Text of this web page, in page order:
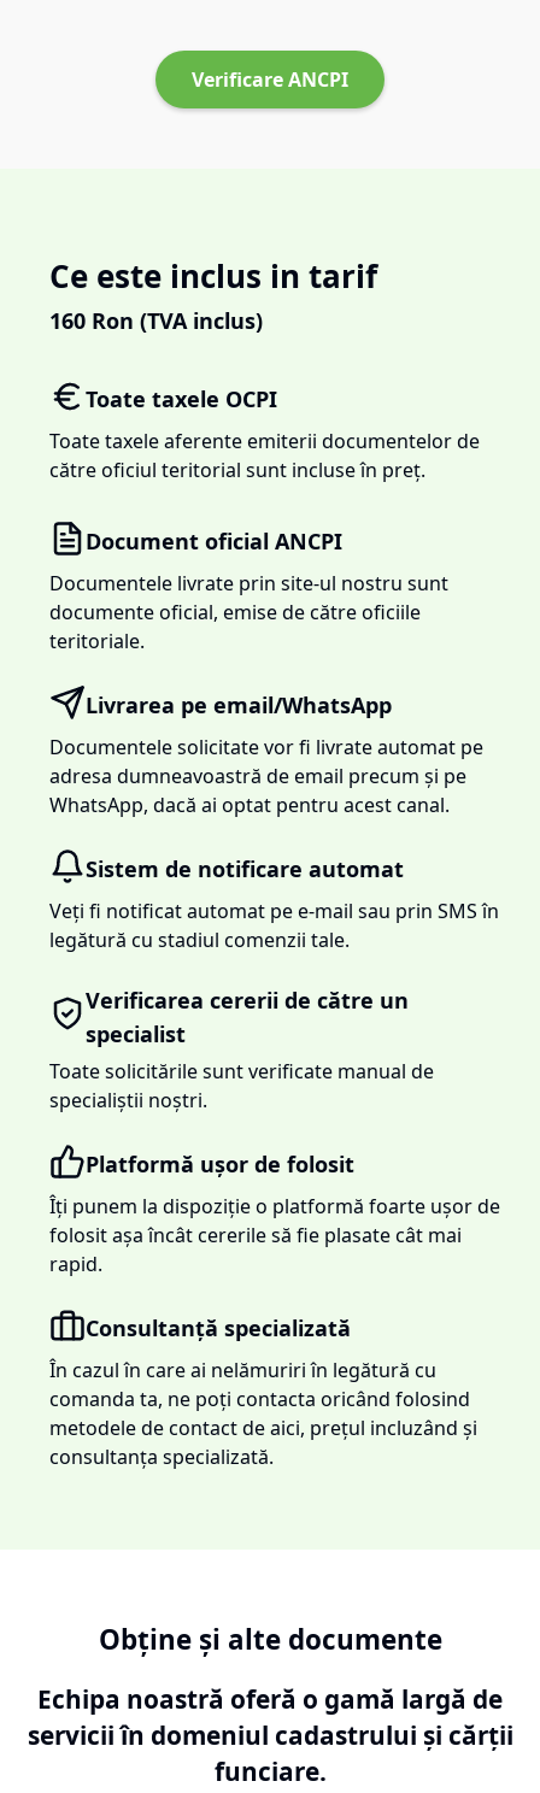
Verificare ANCPI
Ce este inclus in tarif
160 Ron (TVA inclus)
Toate taxele OCPI
Toate taxele aferente emiterii documentelor de
către oficiul teritorial sunt incluse în preț.
Document oficial ANCPI
Documentele livrate prin site-ul nostru sunt
documente oficial, emise de către oficiile
teritoriale.
Livrarea pe email/WhatsApp
Documentele solicitate vor fi livrate automat pe
adresa dumneavoastră de email precum și pe
WhatsApp, dacă ai optat pentru acest canal.
Sistem de notificare automat
Veți fi notificat automat pe e-mail sau prin SMS în
legătură cu stadiul comenzii tale.
Verificarea cererii de către un
specialist
Toate solicitările sunt verificate manual de
specialiștii noștri.
Platformă ușor de folosit
Îți punem la dispoziție o platformă foarte ușor de
folosit așa încât cererile să fie plasate cât mai
rapid.
Consultanță specializată
În cazul în care ai nelămuriri în legătură cu
comanda ta, ne poți contacta oricând folosind
metodele de contact de aici, prețul incluzând și
consultanța specializată.
Obține și alte documente
Echipa noastră oferă o gamă largă de
servicii în domeniul cadastrului și cărții
funciare.